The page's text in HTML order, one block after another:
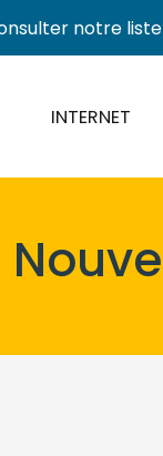
notre
INTERNET